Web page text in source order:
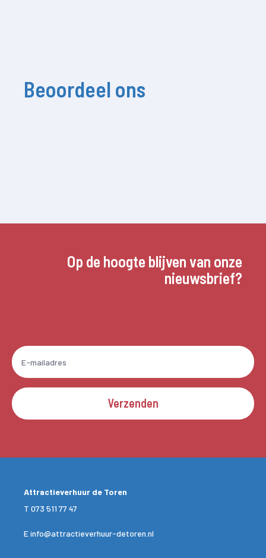
Beoordeel ons
Op de hoogte blijven van onze
nieuwsbrief?
Verzenden
Attractieverhuur de Toren
T 073 511 77 47
Einfo@attractieverhuur-detoren.nl